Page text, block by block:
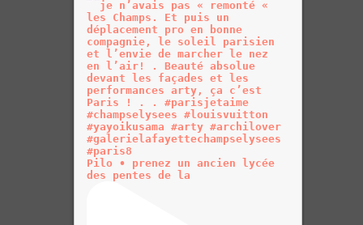
Pilo • prenez un ancien lycée
des pentes de la